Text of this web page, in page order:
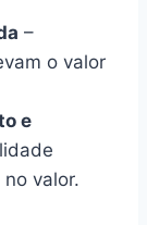
–
o valor
e
valor.